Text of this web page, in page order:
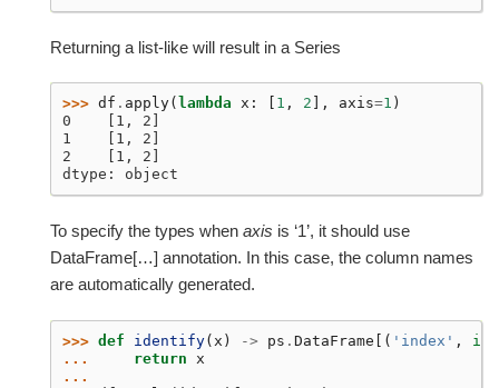
Returning a list-like will result in a Series
>>> df . apply( lambda x : 1 , 2 ], axis=1 )
0    [1, 2]
1    [1, 2]
2    [1, 2]
dtype: object
To specify the types when axis is ‘1’, it should use
DataFrame[…] annotation. In this case, the column names
are automatically generated.
>>> def identify( x ) -> ps . DataFrame [( 'index' ,
int
...
return
x
...